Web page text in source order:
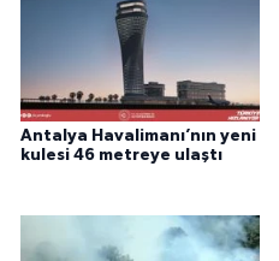
Antalya Havalimanı’nın yeni
kulesi 46 metreye ulaştı